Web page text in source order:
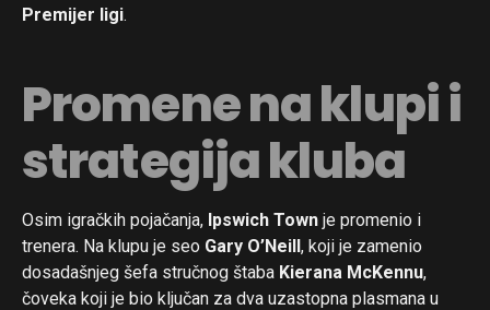
Premijer ligi.
Promene na klupi i
strategija kluba
Osim igračkih pojačanja, Ipswich Town je promenio i
trenera. Na klupu je seo Gary O’Neill, koji je zamenio
dosadašnjeg šefa stručnog štaba Kierana McKennu,
čoveka koji je bio ključan za dva uzastopna plasmana u